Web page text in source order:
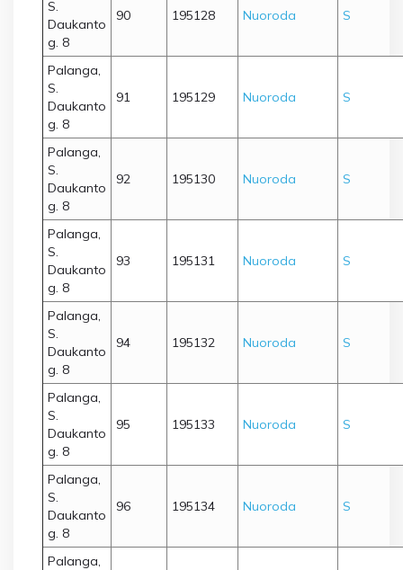
S.
Daukanto
g. 8
90 195128 Nuoroda S
Palanga,
S.
Daukanto
g. 8
91 195129 Nuoroda S
Palanga,
S.
Daukanto
g. 8
92 195130 Nuoroda S
Palanga,
S.
Daukanto
g. 8
93 195131 Nuoroda S
Palanga,
S.
Daukanto
g. 8
94 195132 Nuoroda S
Palanga,
S.
Daukanto
g. 8
95 195133 Nuoroda S
Palanga,
S.
Daukanto
g. 8
96 195134 Nuoroda S
Palanga,